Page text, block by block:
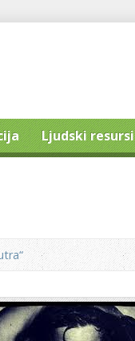
Ljudski resursi